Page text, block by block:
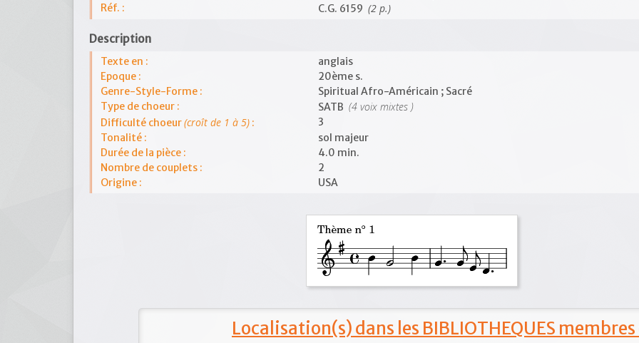
Réf. : C.G. 6159 (2 p.)
Description
Texte en :
anglais
Epoque :
20ème s.
Genre-Style-Forme :
Spiritual Afro-Américain ; Sacré
Type de choeur :
SATB (4 voix mixtes )
Difficulté choeur(croît de 1 à 5) :
3
Tonalité :
sol majeur
Durée de la pièce :
4.0 min.
Nombre de couplets :
2
Origine :
USA
Localisation(s) dans les BIBLIOTHEQUES membres